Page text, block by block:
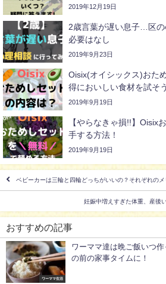
2019年12月19日
2歳言葉が遅い息子…区
必要はなし
2019年9月23日
Oisix(オイシックス)おた
得においしい食材を試そ
2019年9月19日
【やらなきゃ損!!】Oisix
手する方法！
2019年9月19日
ベビーカーは三輪と四輪どっちがいいの？それぞれの
妊娠中増えすぎた体重、産後
おすすめの記事
ワーママ生活
ワーママ達は晩ご飯いつ
の前の家事タイムに！